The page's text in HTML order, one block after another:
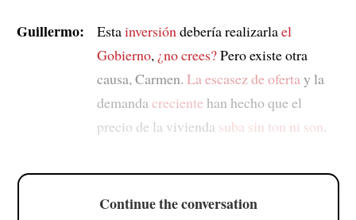
Guillermo: Estainversión debería realizarlael
Gobierno, ¿no crees?Pero existe otra
causa, Carmen. La escasez de oferta y la
demanda creciente han hecho que el
precio de la vivienda suba sin ton ni son.
Continue the conversation